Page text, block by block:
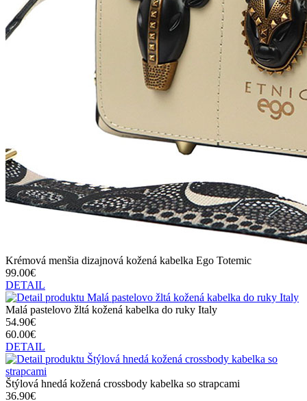
Krémová menšia dizajnová kožená kabelka Ego Totemic
99.00€
DETAIL
Malá pastelovo žltá kožená kabelka do ruky Italy
54.90€
60.00€
DETAIL
Štýlová hnedá kožená crossbody kabelka so strapcami
36.90€